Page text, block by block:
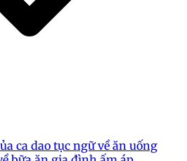
ca dao tục ngữ về ăn uống